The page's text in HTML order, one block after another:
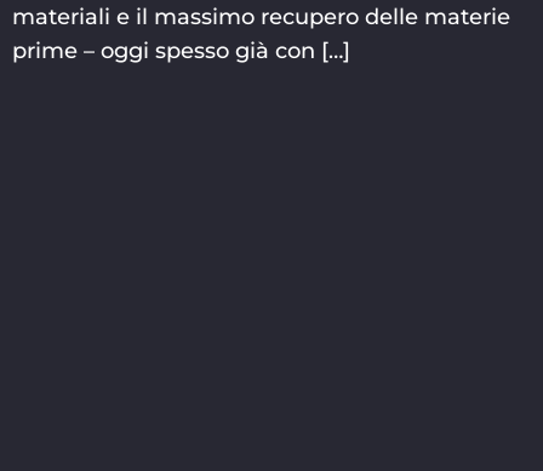
materiali e il massimo recupero delle materie
prime – oggi spesso già con […]